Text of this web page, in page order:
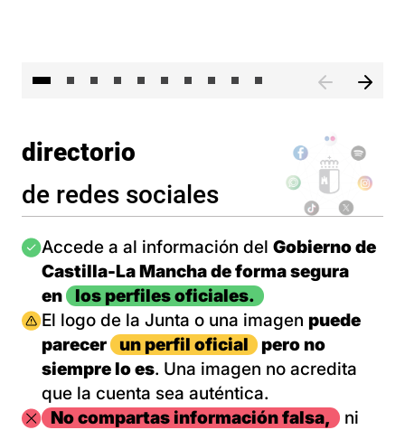
directorio
de redes sociales
Imagen
Accede a al información del Gobierno de
Castilla-La Mancha de forma segura
en
los perfiles oficiales.
Imagen
El logo de la Junta o una imagen puede
parecer
un perfil oficial
pero no
siempre lo es. Una imagen no acredita
que la cuenta sea auténtica.
ImagenNo compartas información falsa,
ni